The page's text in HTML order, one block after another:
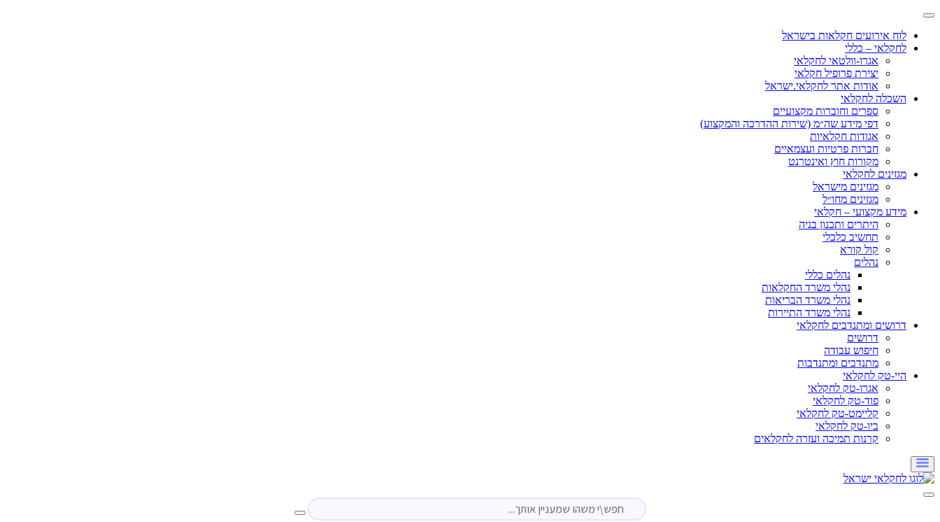
לוח אירועים חקלאות בישראל
לחקלאי – כללי
אגרו-וולטאי לחקלאי
יצירת פרופיל חקלאי
אודות אתר לחקלאי.ישראל
השכלה לחקלאי
ספרים וחוברות מקצועיים
דפי מידע שה״מ (שירות ההדרכה והמקצוע)
אגודות חקלאיות
חברות פרטיות ועצמאיים
מקורות חוץ ואינטרנט
מגזינים לחקלאי
מגזינים מישראל
מגזינים מחו״ל
מידע מקצועי – חקלאי
היתרים ותכנון בניה
תחשיב כלכלי
קול קורא
נהלים
נהלים כללי
נהלי משרד החקלאות
נהלי משרד הבריאות
נהלי משרד התיירות
דרושים ומתנדבים לחקלאי
דרושים
חיפוש עבודה
מתנדבים ומתנדבות
היי-טק לחקלאי
אגרו-טק לחקלאי
פוד-טק לחקלאי
קליימט-טק לחקלאי
ביו-טק לחקלאי
קרנות תמיכה ועזרה לחקלאים